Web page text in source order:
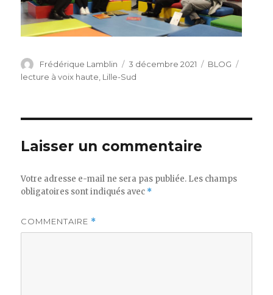
Auteur
Frédérique Lamblin
Publié
le
3 décembre 2021 Catégories
BLOG
lecture à voix haute, Lille-Sud
Laisser un commentaire
Votre adresse e-mail ne sera pas publiée. Les champs
obligatoires sont indiqués avec *
COMMENTAIRE *